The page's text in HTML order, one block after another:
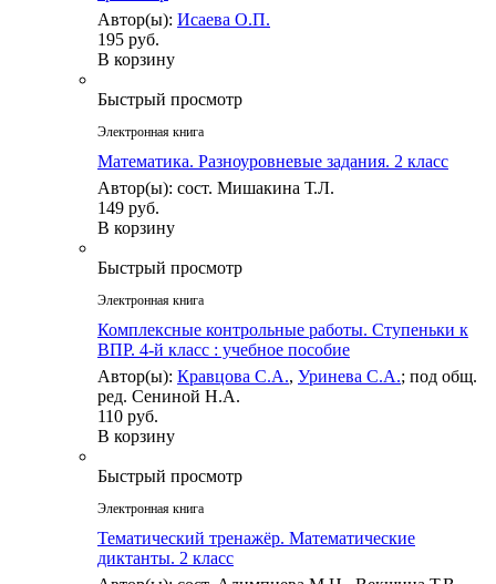
Автор(ы): Исаева О.П.
195 руб.
В корзину
Быстрый просмотр
Электронная книга
Математика. Разноуровневые задания. 2 класс
Автор(ы): сост. Мишакина Т.Л.
149 руб.
В корзину
Быстрый просмотр
Электронная книга
Комплексные контрольные работы. Ступеньки к
ВПР. 4-й класс : учебное пособие
Автор(ы): Кравцова С.А., Уринева С.А.; под общ.
ред. Сениной Н.А.
110 руб.
В корзину
Быстрый просмотр
Электронная книга
Тематический тренажёр. Математические
диктанты. 2 класс